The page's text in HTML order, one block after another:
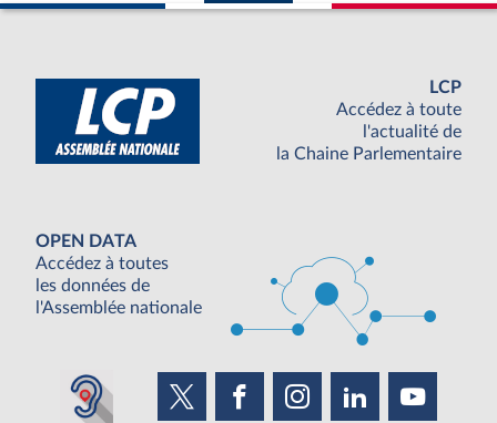
LCP
Accédez à toute
l'actualité de
la Chaine Parlementaire
OPEN DATA
Accédez à toutes
les données de
l'Assemblée nationale